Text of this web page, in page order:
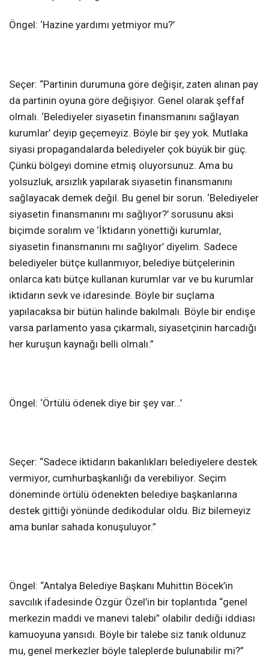
Öngel: ‘Hazine yardımı yetmiyor mu?’
Seçer: “Partinin durumuna göre değişir, zaten alınan pay
da partinin oyuna göre değişiyor. Genel olarak şeffaf
olmalı. ‘Belediyeler siyasetin finansmanını sağlayan
kurumlar’ deyip geçemeyiz. Böyle bir şey yok. Mutlaka
siyasi propagandalarda belediyeler çok büyük bir güç.
Çünkü bölgeyi domine etmiş oluyorsunuz. Ama bu
yolsuzluk, arsızlık yapılarak siyasetin finansmanını
sağlayacak demek değil. Bu genel bir sorun. ‘Belediyeler
siyasetin finansmanını mı sağlıyor?’ sorusunu aksi
biçimde soralım ve ‘İktidarın yönettiği kurumlar,
siyasetin finansmanını mı sağlıyor’ diyelim. Sadece
belediyeler bütçe kullanmıyor, belediye bütçelerinin
onlarca katı bütçe kullanan kurumlar var ve bu kurumlar
iktidarın sevk ve idaresinde. Böyle bir suçlama
yapılacaksa bir bütün halinde bakılmalı. Böyle bir endişe
varsa parlamento yasa çıkarmalı, siyasetçinin harcadığı
her kuruşun kaynağı belli olmalı.”
Öngel: ‘Örtülü ödenek diye bir şey var…’
Seçer: “Sadece iktidarın bakanlıkları belediyelere destek
vermiyor, cumhurbaşkanlığı da verebiliyor. Seçim
döneminde örtülü ödenekten belediye başkanlarına
destek gittiği yönünde dedikodular oldu. Biz bilemeyiz
ama bunlar sahada konuşuluyor.”
Öngel: “Antalya Belediye Başkanı Muhittin Böcek’in
savcılık ifadesinde Özgür Özel’in bir toplantıda “genel
merkezin maddi ve manevi talebi” olabilir dediği iddiası
kamuoyuna yansıdı. Böyle bir talebe siz tanık oldunuz
mu, genel merkezler böyle taleplerde bulunabilir mi?”